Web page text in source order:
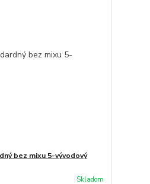
bez mixu 5-vývodový
Skladom